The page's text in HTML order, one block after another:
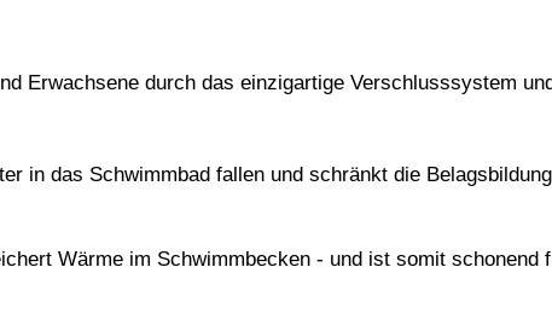
Erwachsene durch das einzigartige Verschlusssystem
in das Schwimmbad fallen und schränkt die
Wärme im Schwimmbecken - und ist somit schonend